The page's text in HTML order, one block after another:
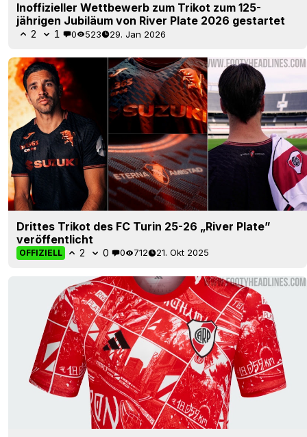
Inoffizieller Wettbewerb zum Trikot zum 125-
jährigen Jubiläum von River Plate 2026 gestartet
2 1 0 523 29. Jan 2026
Drittes Trikot des FC Turin 25-26 „River Plate”
veröffentlicht
OFFIZIELL 2 0 0 712 21. Okt 2025